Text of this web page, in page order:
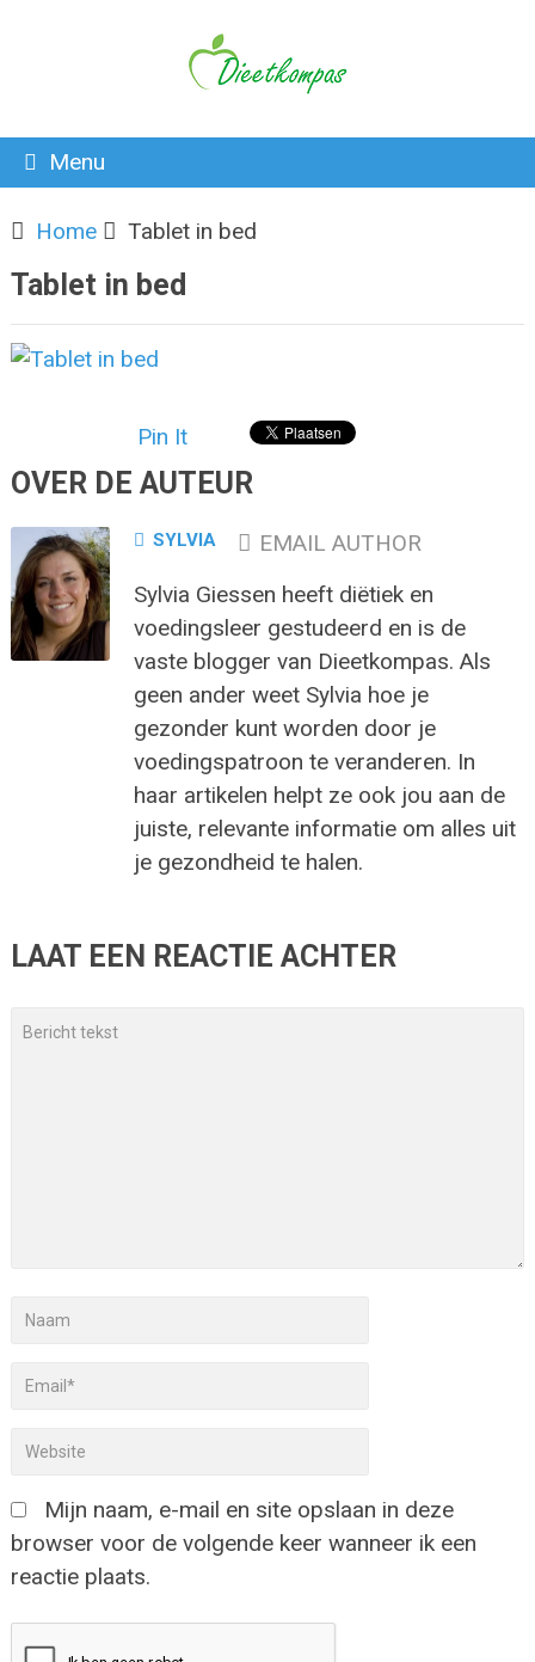
Menu
Home Tablet in bed
Tablet in bed
Pin It
OVER DE AUTEUR
SYLVIA
EMAIL AUTHOR
Sylvia Giessen heeft diëtiek en
voedingsleer gestudeerd en is de
vaste blogger van Dieetkompas. Als
geen ander weet Sylvia hoe je
gezonder kunt worden door je
voedingspatroon te veranderen. In
haar artikelen helpt ze ook jou aan de
juiste, relevante informatie om alles uit
je gezondheid te halen.
LAAT EEN REACTIE ACHTER
Mijn naam, e-mail en site opslaan in deze
browser voor de volgende keer wanneer ik een
reactie plaats.